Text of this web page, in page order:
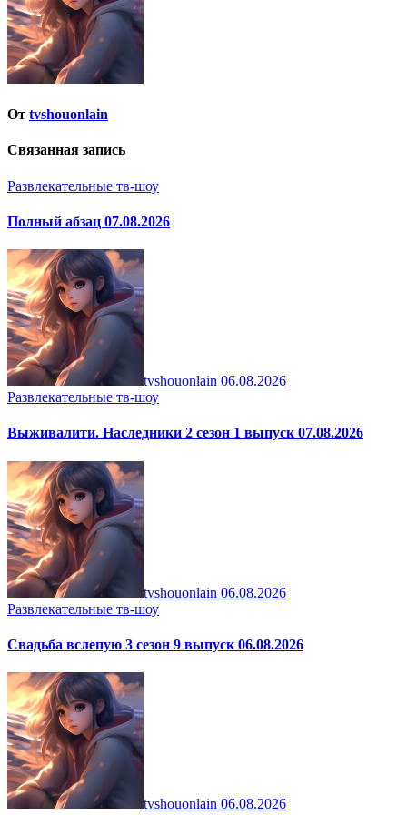
От tvshouonlain
Связанная запись
Развлекательные тв-шоу
Полный абзац 07.08.2026
tvshouonlain 06.08.2026
Развлекательные тв-шоу
Выживалити. Наследники 2 сезон 1 выпуск 07.08.2026
tvshouonlain 06.08.2026
Развлекательные тв-шоу
Свадьба вслепую 3 сезон 9 выпуск 06.08.2026
tvshouonlain 06.08.2026